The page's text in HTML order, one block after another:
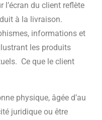
l’écran du client reflète
à la livraison.
informations et
les produits
Ce que le client
physique, âgée d’au
juridique ou être